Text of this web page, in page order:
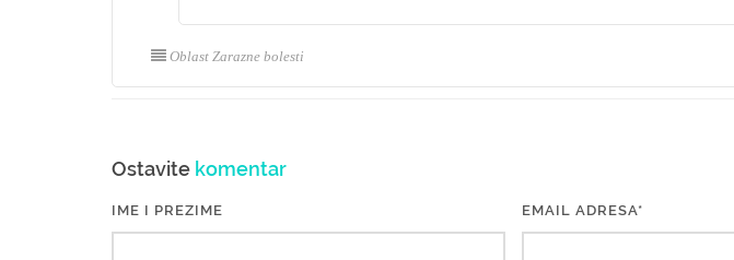
Oblast Zarazne bolesti
Ostavite komentar
IME I PREZIME EMAIL ADRESA*